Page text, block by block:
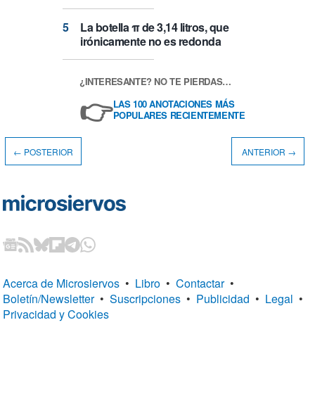
La botella π de 3,14 litros, que
irónicamente no es redonda
¿INTERESANTE? NO TE PIERDAS…
👉LAS 100 ANOTACIONES MÁS
POPULARES RECIENTEMENTE
← POSTERIOR ANTERIOR →
Acerca de Microsiervos • Libro • Contactar •
Boletín/Newsletter • Suscripciones • Publicidad • Legal •
Privacidad y Cookies